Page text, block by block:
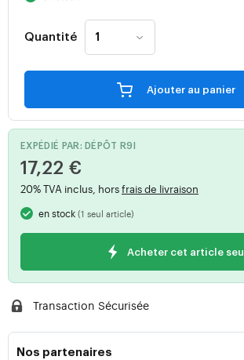
Quantité
Ajouter au panier
EXPÉDIÉ PAR: DÉPÔT R9I
17,22 €
20% TVA inclus, horsfrais de livraison
en stock(1 seul article)
Acheter cet article seul
Transaction Sécurisée
Nos partenaires